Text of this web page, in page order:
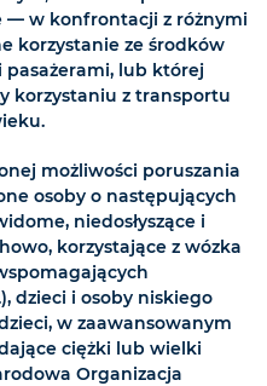
— w konfrontacji z różnymi
korzystanie ze środków
lub której
korzystaniu z transportu
możliwości poruszania
osoby o następujących
niedosłyszące i
korzystające z wózka
dzieci i osoby niskiego
w zaawansowanym
ciężki lub wielki
Organizacja